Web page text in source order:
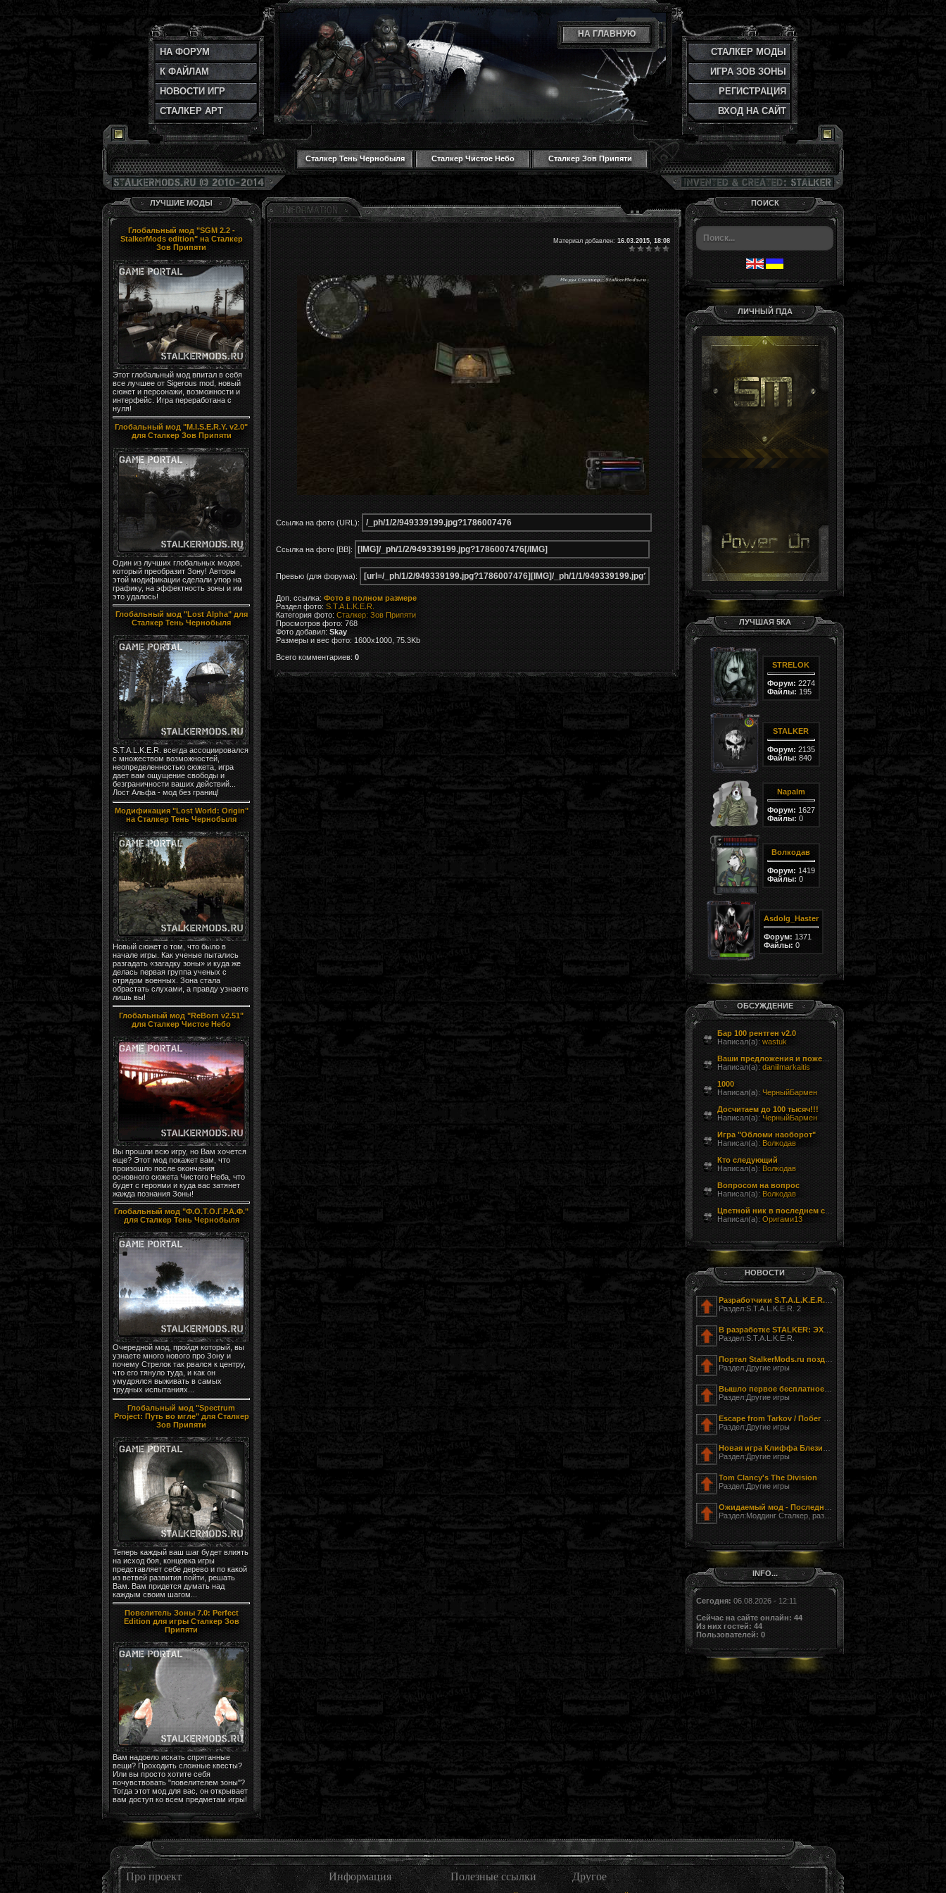
НА ГЛАВНУЮ
СТАЛКЕР МОДЫ
ИГРА ЗОВ ЗОНЫ
РЕГИСТРАЦИЯ
ВХОД НА САЙТ
НА ФОРУМ
К ФАЙЛАМ
НОВОСТИ ИГР
СТАЛКЕР АРТ
Сталкер Тень Чернобыля Сталкер Чистое Небо Сталкер Зов Припяти
ЛУЧШИЕ МОДЫ
Глобальный мод "SGM 2.2 -
StalkerMods edition" на Сталкер
Зов Припяти
Этот глобальный мод впитал в себя
все лучшее от Sigerous mod, новый
сюжет и персонажи, возможности и
интерфейс. Игра переработана с
нуля!
Глобальный мод "M.I.S.E.R.Y. v2.0"
для Сталкер Зов Припяти
Один из лучших глобальных модов,
который преобразит Зону! Авторы
этой модификации сделали упор на
графику, на эффектность зоны и им
это удалось!
Глобальный мод "Lost Alpha" для
Сталкер Тень Чернобыля
S.T.A.L.K.E.R. всегда ассоциировался
с множеством возможностей,
неопределенностью сюжета, игра
дает вам ощущение свободы и
безграничности ваших действий...
Лост Альфа - мод без границ!
Модификация "Lost World: Origin"
на Сталкер Тень Чернобыля
Новый сюжет о том, что было в
начале игры. Как ученые пытались
разгадать «загадку зоны» и куда же
делась первая группа ученых с
отрядом военных. Зона стала
обрастать слухами, а правду узнаете
лишь вы!
Глобальный мод "ReBorn v2.51"
для Сталкер Чистое Небо
Вы прошли всю игру, но Вам хочется
еще? Этот мод покажет вам, что
произошло после окончания
основного сюжета Чистого Неба, что
будет с героями и куда вас затянет
жажда познания Зоны!
Глобальный мод "Ф.О.Т.О.Г.Р.А.Ф."
для Сталкер Тень Чернобыля
Очередной мод, пройдя который, вы
узнаете много нового про Зону и
почему Стрелок так рвался к центру,
что его тянуло туда, и как он
умудрялся выживать в самых
трудных испытаниях...
Глобальный мод "Spectrum
Project: Путь во мгле" для Сталкер
Зов Припяти
Теперь каждый ваш шаг будет влиять
на исход боя, концовка игры
представляет себе дерево и по какой
из ветвей развития пойти, решать
Вам. Вам придется думать над
каждым своим шагом...
Повелитель Зоны 7.0: Perfect
Edition для игры Сталкер Зов
Припяти
Вам надоело искать спрятанные
вещи? Проходить сложные квесты?
Или вы просто хотите себя
почувствовать "повелителем зоны"?
Тогда этот мод для вас, он открывает
вам доступ ко всем предметам игры!
Материал добавлен: 16.03.2015, 18:08
Ссылка на фото (URL):
Ссылка на фото [BB]:
Превью (для форума):
Доп. ссылка: Фото в полном размере
Раздел фото: S.T.A.L.K.E.R.
Категория фото: Сталкер: Зов Припяти
Просмотров фото: 768
Фото добавил: Skay
Размеры и вес фото: 1600x1000, 75.3Kb
Всего комментариев: 0
ПОИСК
ЛИЧНЫЙ ПДА
Гость, ты здесь -й день
Группа: Гости
ЛУЧШАЯ 5КА
STRELOK
Форум: 2274
Файлы: 195
STALKER
Форум: 2135
Файлы: 840
Napalm
Форум: 1627
Файлы: 0
Волкодав
Форум: 1419
Файлы: 0
Asdolg_Haster
Форум: 1371
Файлы: 0
ОБСУЖДЕНИЕ
Бар 100 рентген v2.0
Написал(а): wastuk
Написал(а): daniilmarkaitis
1000
Написал(а): ЧерныйБармен
Досчитаем до 100 тысяч!!!
Написал(а): ЧерныйБармен
Игра "Обломи наоборот"
Написал(а): Волкодав
Кто следующий
Написал(а): Волкодав
Вопросом на вопрос
Написал(а): Волкодав
Написал(а): Оригами13
НОВОСТИ
Раздел:S.T.A.L.K.E.R. 2
Раздел:S.T.A.L.K.E.R.
Раздел:Другие игры
Раздел:Другие игры
Раздел:Другие игры
Раздел:Другие игры
Tom Clancy's The Division
Раздел:Другие игры
Раздел:Моддинг Сталкер, разработка модов
INFO...
Сегодня: 06.08.2026 - 12:11
Сейчас на сайте онлайн: 44
Из них гостей: 44
Пользователей: 0
Про проект Информация Полезные ссылки Другое